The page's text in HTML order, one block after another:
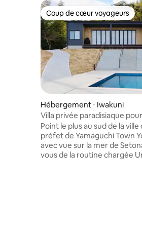
Coup de cœur voyageurs
Coup de cœur voyageurs
Hébergement ⋅ Iwakuni
Villa privée paradisiaque pour
redécouvrir la beauté de la
intérieure de Nishi-Seto.
grande piscine et d'un sauna.
groupe par jour
Point le plus au sud de la
préfet de Yamaguchi Town
avec vue sur la mer de Setonai
vous de la routine chargée